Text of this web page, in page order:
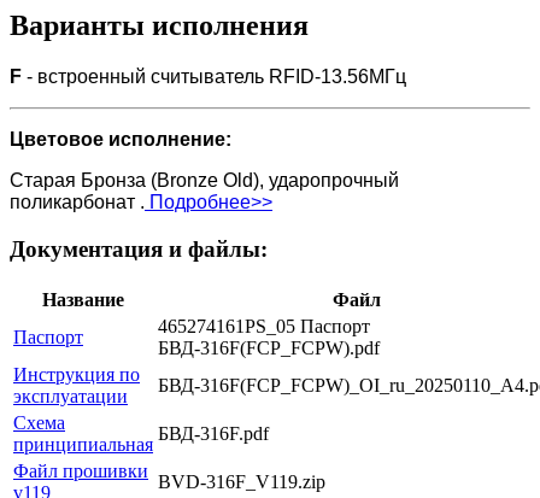
Варианты исполнения
F - встроенный считыватель RFID-13.56МГц
Цветовое исполнение:
Старая Бронза (Bronze Old), ударопрочный
поликарбонат . Подробнее>>
Документация и файлы:
Название
Файл
Паспорт
465274161PS_05 Паспорт
БВД-316F(FCP_FCPW).pdf
Инструкция по
эксплуатации
БВД-
Схема
принципиальная
БВД-316F.pdf
Файл прошивки
v119
BVD-316F_V119.zip